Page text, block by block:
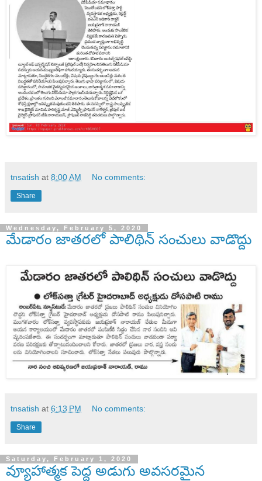
tnsatish at 8:00 AM No comments:
Share
Wednesday, February 5, 2020
మేడారం జాతరలో పాలిథిన్ సంచులు వాడొద్దు
tnsatish at 6:13 PM No comments:
Share
Saturday, February 1, 2020
వ్యూహాత్మక పెద్ద అడుగు అవసరమైన